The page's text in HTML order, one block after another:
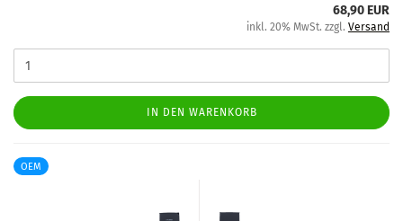
68,90 EUR
inkl. 20% MwSt. zzgl. Versand
IN DEN WARENKORB
OEM